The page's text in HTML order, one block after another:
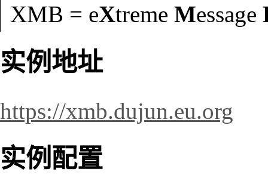
XMB = eXtreme Message
实例地址
https://xmb.dujun.eu.org
实例配置